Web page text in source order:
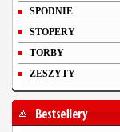
SPODNIE
STOPERY
TORBY
ZESZYTY